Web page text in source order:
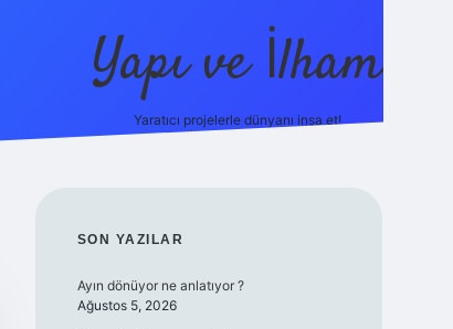
Yapı ve İlham
Yaratıcı projelerle dünyanı inşa et!
SIDEBAR
SON YAZILAR
Ayın dönüyor ne anlatıyor ?
Ağustos 5, 2026